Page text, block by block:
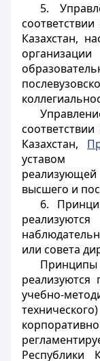
5.
Казахстан,
Казахстан,
уставом
высшего и
6.
или совета
реализуются
учебно-
Республики